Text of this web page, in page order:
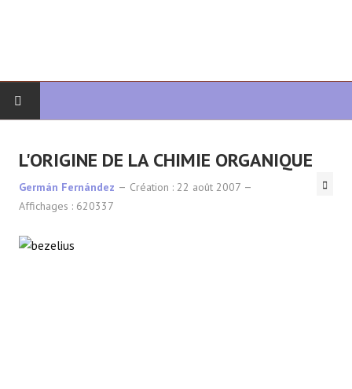
ORGANIQUE AVANCÉ
L'ORIGINE DE LA CHIMIE ORGANIQUE
Germán Fernández
Création : 22 août 2007
Affichages : 620337